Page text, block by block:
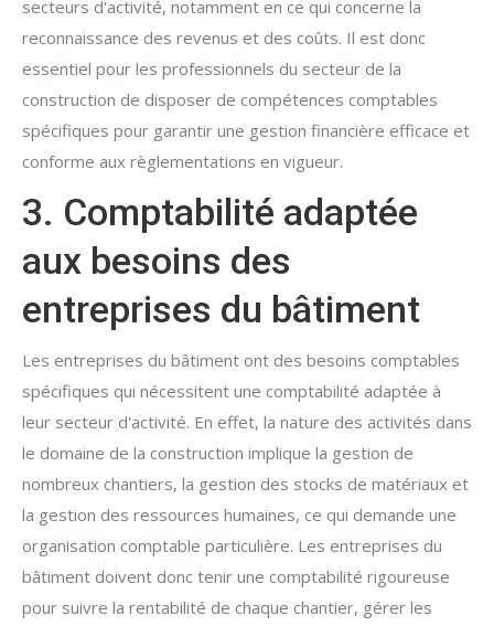
secteurs d'activité, notamment en ce qui concerne la
reconnaissance des revenus et des coûts. Il est donc
essentiel pour les professionnels du secteur de la
construction de disposer de compétences comptables
spécifiques pour garantir une gestion financière efficace et
conforme aux règlementations en vigueur.
3. Comptabilité adaptée
aux besoins des
entreprises du bâtiment
Les entreprises du bâtiment ont des besoins comptables
spécifiques qui nécessitent une comptabilité adaptée à
leur secteur d'activité. En effet, la nature des activités dans
le domaine de la construction implique la gestion de
nombreux chantiers, la gestion des stocks de matériaux et
la gestion des ressources humaines, ce qui demande une
organisation comptable particulière. Les entreprises du
bâtiment doivent donc tenir une comptabilité rigoureuse
pour suivre la rentabilité de chaque chantier, gérer les